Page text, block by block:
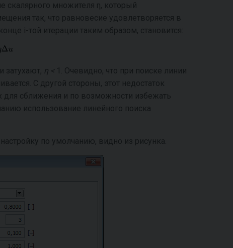
скалярного множителя η, который
так, что равновесие удовлетворяется в
i-той итерации таким образом, становится:
затухают, η < 1. Очевидно, что при поиске линии
С другой стороны, этот недостаток
сближения и по возможности избежать
использование линейного поиска
по умолчанию, видно из рисунка.